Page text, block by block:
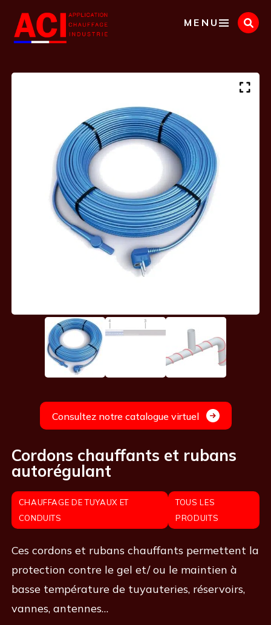
MENU
Cordons chauffants et rubans
autorégulant
CHAUFFAGE DE TUYAUX ET
CONDUITS
TOUS LES
PRODUITS
Ces cordons et rubans chauffants permettent la
protection contre le gel et/ ou le maintien à
basse température de tuyauteries, réservoirs,
vannes, antennes…
Consultez notre catalogue virtuel